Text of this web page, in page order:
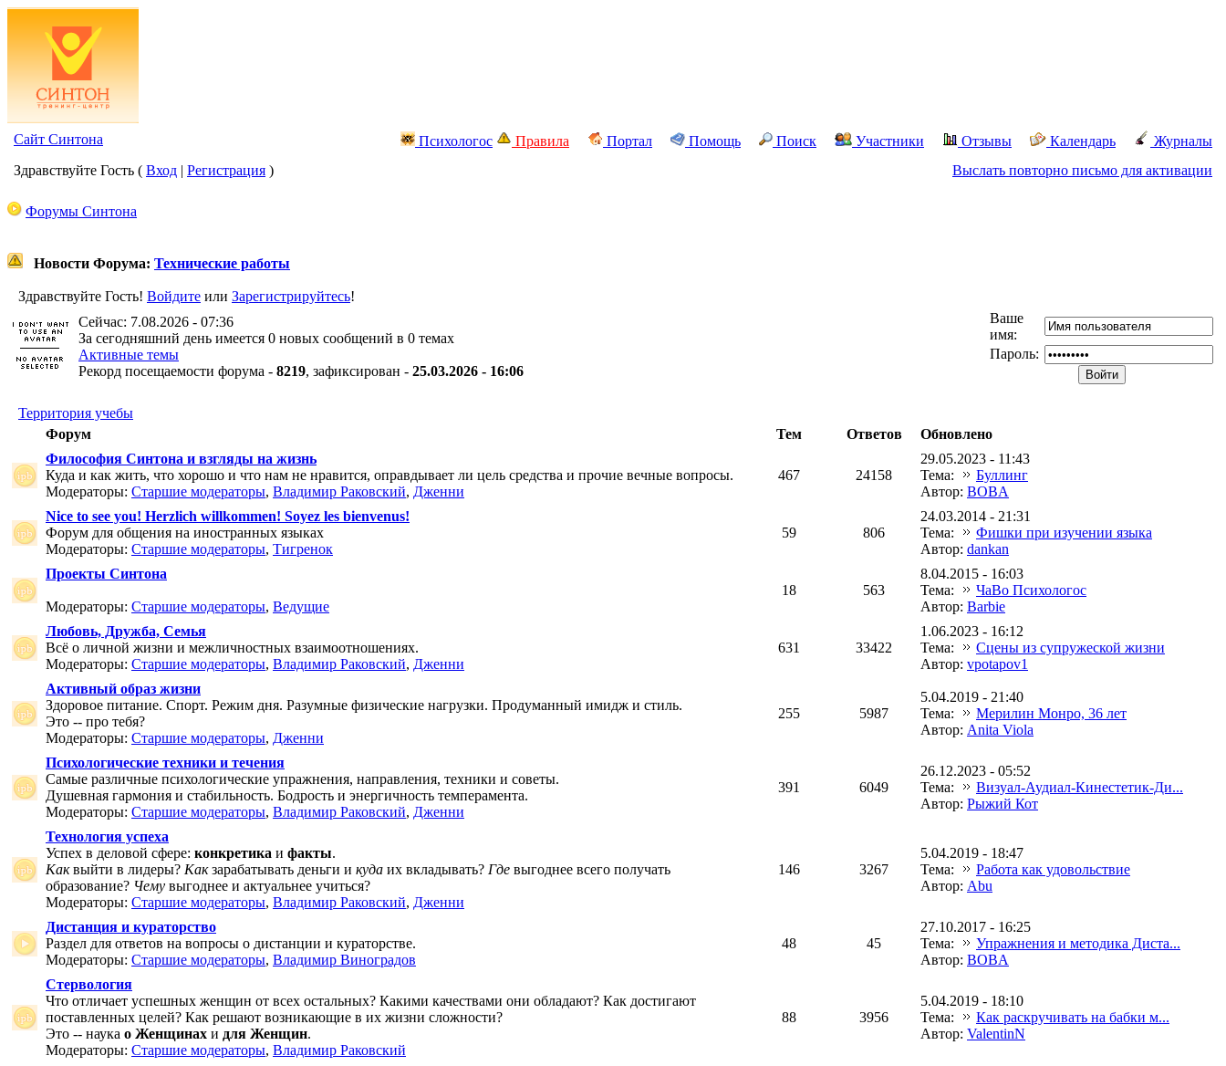
Сайт Синтона Психологос Правила Портал Помощь Поиск Участники Отзывы Календарь
Журналы
Здравствуйте Гость ( Вход | Регистрация ) Выслать повторно письмо для активации
Форумы Синтона
Новости Форума: Технические работы
Здравствуйте Гость! Войдите или Зарегистрируйтесь!
Сейчас: 7.08.2026 - 07:36
За сегодняшний день имеется 0 новых сообщений в 0 темах
Активные темы
Рекорд посещаемости форума - 8219, зафиксирован - 25.03.2026 - 16:06
Ваше
имя:
Пароль:
Территория учебы
Форум
Тем Ответов
Обновлено
Философия Синтона и взгляды на жизнь
Куда и как жить, что хорошо и что нам не нравится, оправдывает ли цель средства и прочие вечные вопросы.
Модераторы: Старшие модераторы, Владимир Раковский, Дженни
467 24158
29.05.2023 - 11:43
Тема:
Буллинг
Автор: BOBA
Nice to see you! Herzlich willkommen! Soyez les bienvenus!
Форум для общения на иностранных языках
Модераторы: Старшие модераторы, Тигренок
59 806
24.03.2014 - 21:31
Тема:
Фишки при изучении языка
Автор: dankan
Проекты Синтона
Модераторы: Старшие модераторы, Ведущие
18 563
8.04.2015 - 16:03
Тема:
ЧаВо Психологос
Автор: Barbie
Любовь, Дружба, Семья
Всё о личной жизни и межличностных взаимоотношениях.
Модераторы: Старшие модераторы, Владимир Раковский, Дженни
631 33422
1.06.2023 - 16:12
Тема:
Сцены из супружеской жизни
Автор: vpotapov1
Активный образ жизни
Здоровое питание. Спорт. Режим дня. Разумные физические нагрузки. Продуманный имидж и стиль.
Это -- про тебя?
Модераторы: Старшие модераторы, Дженни
255 5987
5.04.2019 - 21:40
Тема:
Мерилин Монро, 36 лет
Автор: Anita Viola
Психологические техники и течения
Самые различные психологические упражнения, направления, техники и советы.
Душевная гармония и стабильность. Бодрость и энергичность темперамента.
Модераторы: Старшие модераторы, Владимир Раковский, Дженни
391 6049
26.12.2023 - 05:52
Тема:
Визуал-Аудиал-Кинестетик-Ди...
Автор: Рыжий Кот
Технология успеха
Успех в деловой сфере: конкретика и факты.
Каквыйти в лидеры? Какзарабатывать деньги и куда их вкладывать? Где выгоднее всего получать
образование? Чему выгоднее и актуальнее учиться?
Модераторы: Старшие модераторы, Владимир Раковский, Дженни
146 3267
5.04.2019 - 18:47
Тема:
Работа как удовольствие
Автор: Abu
Дистанция и кураторство
Раздел для ответов на вопросы о дистанции и кураторстве.
Модераторы: Старшие модераторы, Владимир Виноградов
48 45
27.10.2017 - 16:25
Тема:
Упражнения и методика Диста...
Автор: BOBA
Стервология
Что отличает успешных женщин от всех остальных? Какими качествами они обладают? Как достигают
поставленных целей? Как решают возникающие в их жизни сложности?
Это -- наука о Женщинах и для Женщин.
Модераторы: Старшие модераторы, Владимир Раковский
88 3956
5.04.2019 - 18:10
Тема:
Как раскручивать на бабки м...
Автор: ValentinN